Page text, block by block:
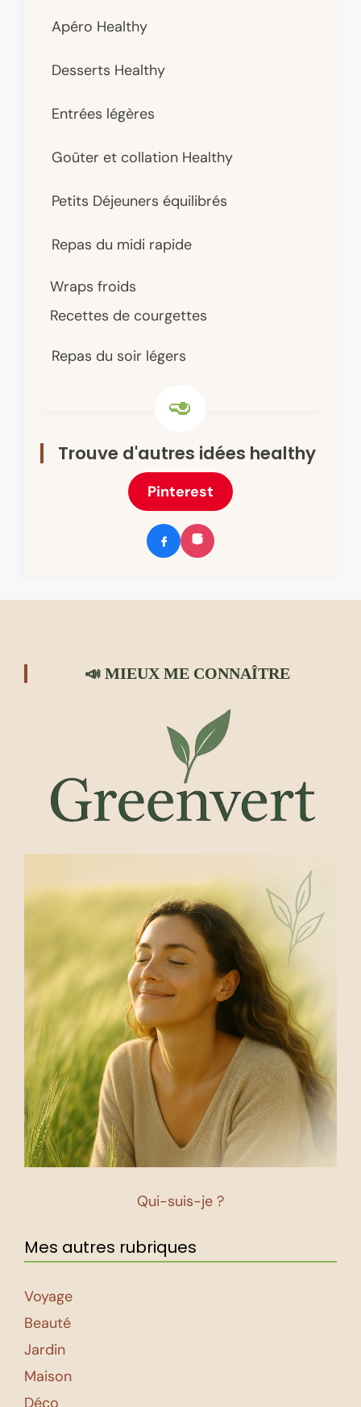
Apéro Healthy
Desserts Healthy
Entrées légères
Goûter et collation Healthy
Petits Déjeuners équilibrés
Repas du midi rapide
Wraps froids
Recettes de courgettes
Repas du soir légers
Trouve d'autres idées healthy
Pinterest
📣 MIEUX ME CONNAÎTRE
Qui-suis-je ?
Mes autres rubriques
Voyage
Beauté
Jardin
Maison